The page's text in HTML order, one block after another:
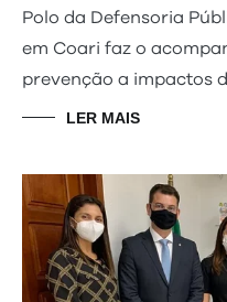
Polo da Defensoria
em Coari faz o
prevenção a impactos
LER MAIS